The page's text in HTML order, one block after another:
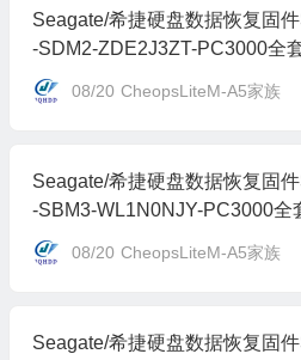
Seagate/希捷硬盘数据恢复固
-SDM2-ZDE2J3ZT-PC3000全
08/20 CheopsLiteM-A5家族
Seagate/希捷硬盘数据恢复固
-SBM3-WL1N0NJY-PC3000全
08/20 CheopsLiteM-A5家族
Seagate/希捷硬盘数据恢复固